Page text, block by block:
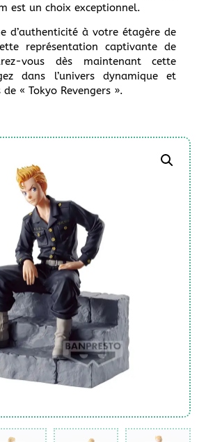
est un choix exceptionnel.
d’authenticité à votre étagère de
représentation captivante de
vous dès maintenant cette
dans l’univers dynamique et
« Tokyo Revengers ».